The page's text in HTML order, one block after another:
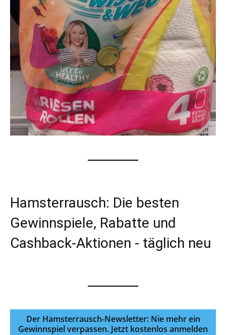
Hamsterrausch: Die besten
Gewinnspiele, Rabatte und
Cashback-Aktionen - täglich neu
Der Hamsterrausch-Newsletter: Nie mehr ein
Gewinnspiel verpassen. Jetzt kostenlos anmelden